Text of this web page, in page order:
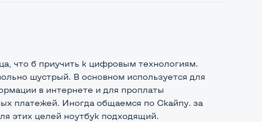
что б приучить к цифровым технологиям.
шустрый. В основном используется для
в интернете и для проплаты
платежей. Иногда общаемся по Скайпу. за
этих целей ноутбук подходящий.